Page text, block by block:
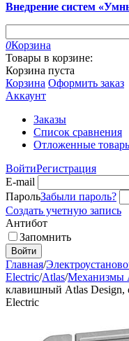
Внедрение систем
0Корзина
Товары в корзине:
Корзина пуста
Корзина Оформить заказ
Аккаунт
Заказы
Список сравнения
Отложенные
ВойтиРегистрация
E-mail
ПарольЗабыли пароль?
Создать учетную запись
Антибот
Запомнить
Войти
Главная/
Electric/Atlas/Механизмы
клавишный Atlas Design,
Electric